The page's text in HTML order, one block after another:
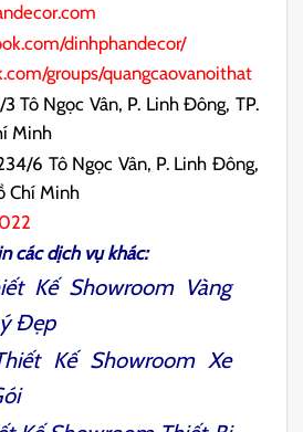
dinhphandecor/
groups/quangcaovanoithat
Tô Ngọc Vân, P. Linh Đông, TP.
Minh
6 Tô Ngọc Vân, P. Linh Đông,
Chí Minh
các dịch vụ khác:
Kế Showroom Vàng
Đẹp
Kế Showroom Xe